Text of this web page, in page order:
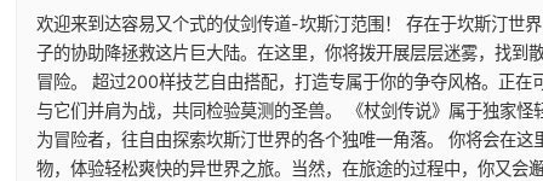
欢迎来到达容易又个式的仗剑传道-坎斯汀范围！ 存在于坎斯汀世
子的协助降拯救这片巨大陆。在这里，你将拨开展层层迷雾，找到
冒险。 超过200样技艺自由搭配，打造专属于你的争夺风格。正在
与它们并肩为战，共同检验莫测的圣兽。 《杖剑传说》属于独家
为冒险者，往自由探索坎斯汀世界的各个独唯一角落。 你将会在
物，体验轻松爽快的异世界之旅。当然，在旅途的过程中，你又会